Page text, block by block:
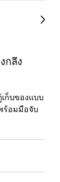
กลึง
เก็บของแบบ
ร้อมมือจับ